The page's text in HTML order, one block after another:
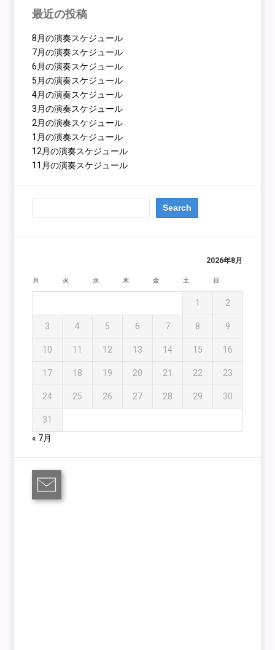
最近の投稿
8月の演奏スケジュール
7月の演奏スケジュール
6月の演奏スケジュール
5月の演奏スケジュール
4月の演奏スケジュール
3月の演奏スケジュール
2月の演奏スケジュール
1月の演奏スケジュール
12月の演奏スケジュール
11月の演奏スケジュール
2026年8月
月 火 水 木 金 土 日
1 2
3 4 5 6 7 8 9
10 11 12 13 14 15 16
17 18 19 20 21 22 23
24 25 26 27 28 29 30
31
« 7月